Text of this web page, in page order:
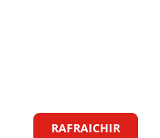
RAFRAICHIR